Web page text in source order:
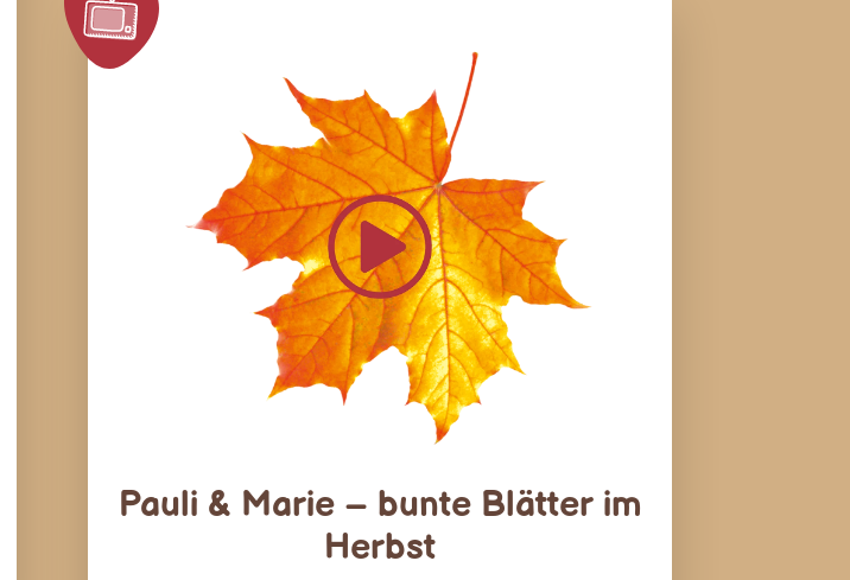
Pauli & Marie – bunte Blätter im
Herbst